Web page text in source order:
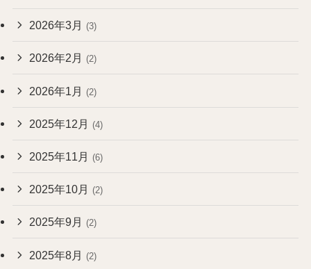
2026年3月 (3)
2026年2月 (2)
2026年1月 (2)
2025年12月 (4)
2025年11月 (6)
2025年10月 (2)
2025年9月 (2)
2025年8月 (2)